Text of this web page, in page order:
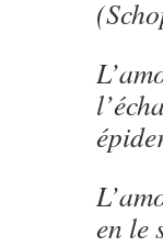
en le